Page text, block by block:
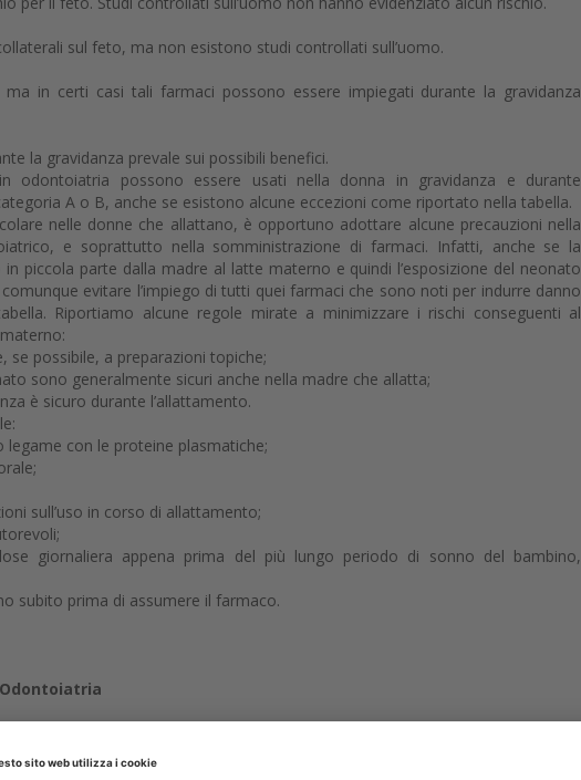
sul feto, ma non esistono studi controllati sull’uomo.
ma in certi casi tali farmaci possono essere impiegati durante la gravidanza
la gravidanza prevale sui possibili benefici.
odontoiatria possono essere usati nella donna in gravidanza e durante
A o B, anche se esistono alcune eccezioni come riportato nella tabella.
nelle donne che allattano, è opportuno adottare alcune precauzioni nella
e soprattutto nella somministrazione di farmaci. Infatti, anche se la
piccola parte dalla madre al latte materno e quindi l’esposizione del neonato
evitare l’impiego di tutti quei farmaci che sono noti per indurre danno
Riportiamo alcune regole mirate a minimizzare i rischi conseguenti al
se possibile, a preparazioni topiche;
sono generalmente sicuri anche nella madre che allatta;
è sicuro durante l’allattamento.
con le proteine plasmatiche;
sull’uso in corso di allattamento;
giornaliera appena prima del più lungo periodo di sonno del bambino,
subito prima di assumere il farmaco.